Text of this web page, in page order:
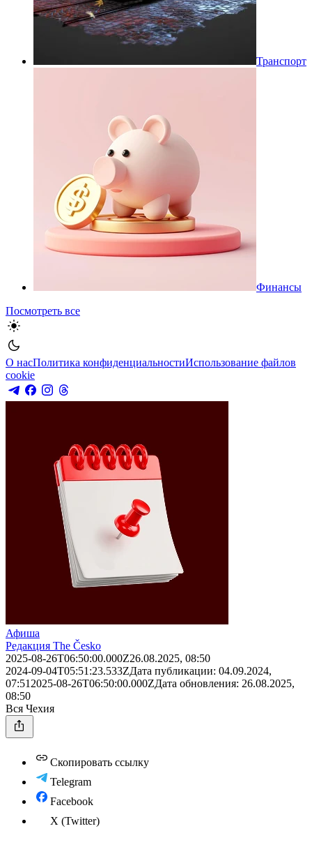
Транспорт
Финансы
Посмотреть все
О насПолитика конфиденциальностиИспользование файлов
cookie
Афиша
Редакция The Česko
2025-08-26T06:50:00.000Z26.08.2025, 08:50
2024-09-04T05:51:23.533ZДата публикации: 04.09.2024,
07:51 2025-08-26T06:50:00.000ZДата обновления: 26.08.2025,
08:50
Вся Чехия
Скопировать ссылку
Telegram
Facebook
X (Twitter)